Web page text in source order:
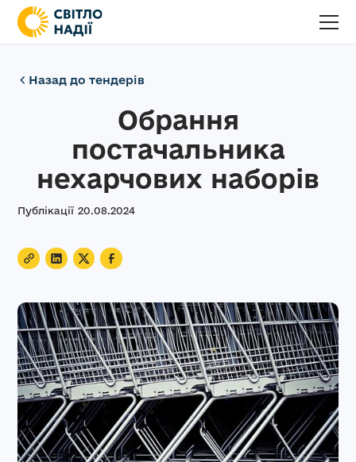
Назад до тендерів
Обрання
постачальника
нехарчових наборів
Публікації 20.08.2024